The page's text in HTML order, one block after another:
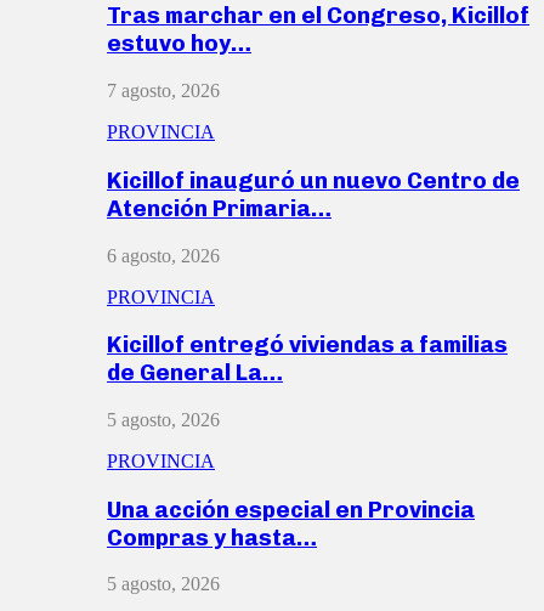
Tras marchar en el Congreso, Kicillof
estuvo hoy…
7 agosto, 2026
PROVINCIA
Kicillof inauguró un nuevo Centro de
Atención Primaria…
6 agosto, 2026
PROVINCIA
Kicillof entregó viviendas a familias
de General La…
5 agosto, 2026
PROVINCIA
Una acción especial en Provincia
Compras y hasta…
5 agosto, 2026